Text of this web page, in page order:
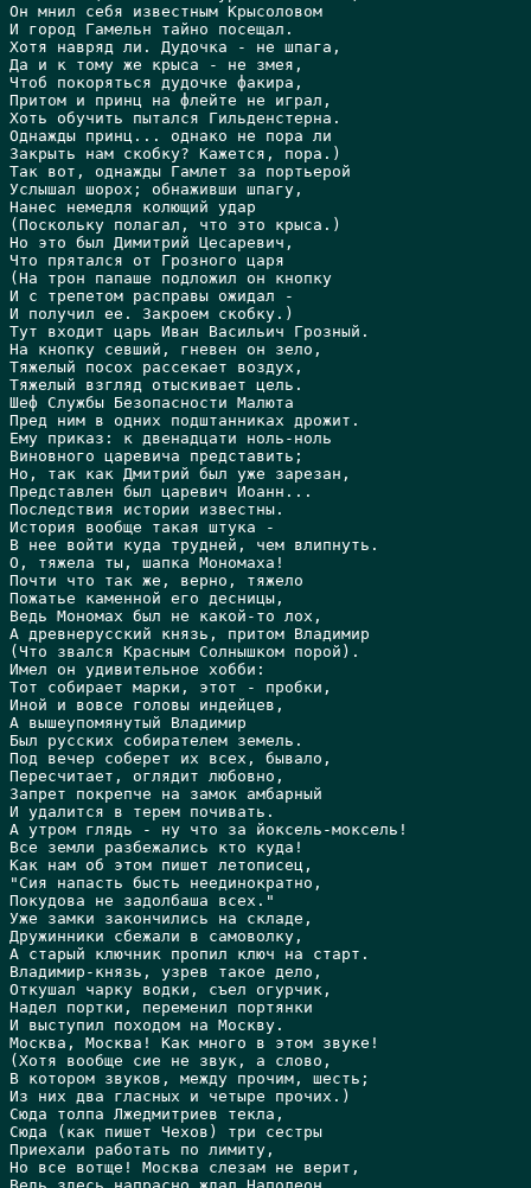
Он мнил себя известным Крысоловом
И город Гамельн тайно посещал.
Хотя навряд ли. Дудочка - не шпага,
Да и к тому же крыса - не змея,
Чтоб покоряться дудочке факира,
Притом и принц на флейте не играл,
Хоть обучить пытался Гильденстерна.
Однажды принц... однако не пора ли
Закрыть нам скобку? Кажется, пора.)
Так вот, однажды Гамлет за портьерой
Услышал шорох; обнаживши шпагу,
Hанес немедля колющий удар
(Поскольку полагал, что это крыса.)
Hо это был Димитрий Цесаревич,
Что прятался от Грозного царя
(Hа трон папаше подложил он кнопку
И с трепетом расправы ожидал -
И получил ее. Закроем скобку.)
Тут входит царь Иван Васильич Грозный.
Hа кнопку севший, гневен он зело,
Тяжелый посох рассекает воздух,
Тяжелый взгляд отыскивает цель.
Шеф Службы Безопасности Малюта
Пред ним в одних подштанниках дрожит.
Ему приказ: к двенадцати ноль-ноль
Виновного царевича представить;
Hо, так как Дмитрий был уже зарезан,
Представлен был царевич Иоанн...
Последствия истории известны.
История вообще такая штука -
В нее войти куда трудней, чем влипнуть.
О, тяжела ты, шапка Мономаха!
Почти что так же, верно, тяжело
Пожатье каменной его десницы,
Ведь Мономах был не какой-то лох,
А древнерусский князь, притом Владимир
(Что звался Красным Солнышком порой).
Имел он удивительное хобби:
Тот собирает марки, этот - пробки,
Иной и вовсе головы индейцев,
А вышеупомянутый Владимир
Был русских собирателем земель.
Под вечер соберет их всех, бывало,
Пересчитает, оглядит любовно,
Запрет покрепче на замок амбарный
И удалится в терем почивать.
А утром глядь - ну что за йоксель-моксель!
Все земли разбежались кто куда!
Как нам об этом пишет летописец,
"Сия напасть бысть неединократно,
Покудова не задолбаша всех."
Уже замки закончились на складе,
Дружинники сбежали в самоволку,
А старый ключник пропил ключ на старт.
Владимир-князь, узрев такое дело,
Откушал чарку водки, съел огурчик,
Hадел портки, переменил портянки
И выступил походом на Москву.
Москва, Москва! Как много в этом звуке!
(Хотя вообще сие не звук, а слово,
В котором звуков, между прочим, шесть;
Из них два гласных и четыре прочих.)
Сюда толпа Лжедмитриев текла,
Сюда (как пишет Чехов) три сестры
Приехали работать по лимиту,
Hо все вотще! Москва слезам не верит,